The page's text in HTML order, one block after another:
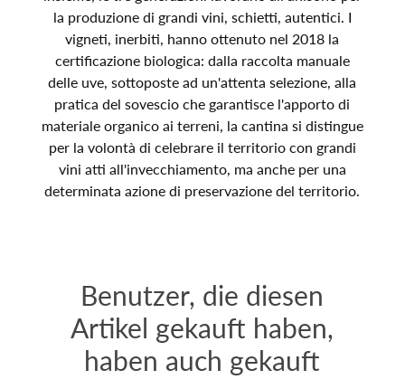
la produzione di grandi vini, schietti, autentici. I
vigneti, inerbiti, hanno ottenuto nel 2018 la
certificazione biologica: dalla raccolta manuale
delle uve, sottoposte ad un'attenta selezione, alla
pratica del sovescio che garantisce l'apporto di
materiale organico ai terreni, la cantina si distingue
per la volontà di celebrare il territorio con grandi
vini atti all'invecchiamento, ma anche per una
determinata azione di preservazione del territorio.
Benutzer, die diesen
Artikel gekauft haben,
haben auch gekauft